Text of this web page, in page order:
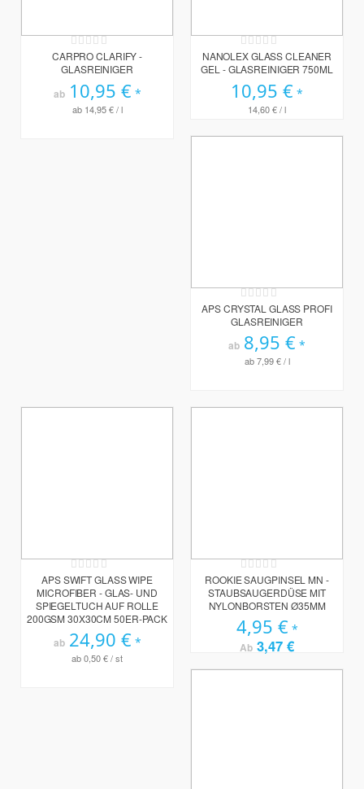
Rating:
0%
CARPRO CLARIFY -
GLASREINIGER
ab 10,95 €
ab 14,95 €/ l
Rating:
0%
NANOLEX GLASS CLEANER
GEL - GLASREINIGER 750ML
10,95 €
14,60 €/ l
Rating:
0%
APS CRYSTAL GLASS PROFI
GLASREINIGER
ab 8,95 €
ab7,99 €/ l
Rating:
0%
APS SWIFT GLASS WIPE
MICROFIBER - GLAS- UND
SPIEGELTUCH AUF ROLLE
200GSM 30X30CM 50ER-PACK
ab 24,90 €
ab0,50 €/ st
Rating:
0%
ROOKIE SAUGPINSEL MN -
STAUBSAUGERDÜSE MIT
NYLONBORSTEN Ø35MM
4,95 €
Ab 3,47 €